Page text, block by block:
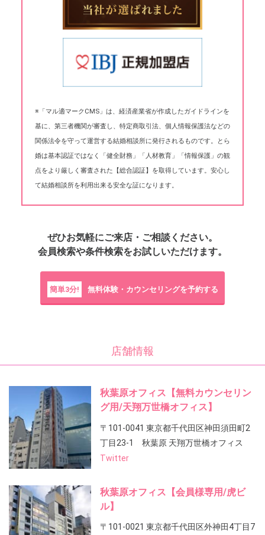
※「マル適マークCMS」は、経済産業省が作成したガイドラインを
基に、第三者機関が審査し、特定商取引法、個人情報保護法などの
関係法令を守って運営する結婚相談所に発行されるものです。とら
婚は基本認証ではなく「健全財務」「人材教育」「情報保護」の観
点をより厳しく審査された【総合認証】を取得しています。安心し
て結婚相談所を利用出来る安全な証になります。
ぜひお気軽にご来店・ご相談ください。
会員検索や条件検索をお試しいただけます。
簡単3分! 無料体験・カウンセリングを予約する
店舗情報
秋葉原オフィス【無料カウンセリン
グ用/天翔万世橋オフィス】
〒101-0041 東京都千代田区神田須田町2
丁目23-1 秋葉原 天翔万世橋オフィス
Twitter
秋葉原オフィス【会員様専用/虎ビ
ル】
〒101-0021 東京都千代田区外神田4丁目7